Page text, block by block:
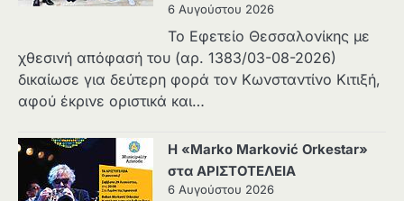
6 Αυγούστου 2026
Το Εφετείο Θεσσαλονίκης με
χθεσινή απόφασή του (αρ. 1383/03-08-2026)
δικαίωσε για δεύτερη φορά τον Κωνσταντίνο Κιτιξή,
αφού έκρινε οριστικά και…
Η «Marko Marković Orkestar»
στα ΑΡΙΣΤΟΤΕΛΕΙΑ
6 Αυγούστου 2026